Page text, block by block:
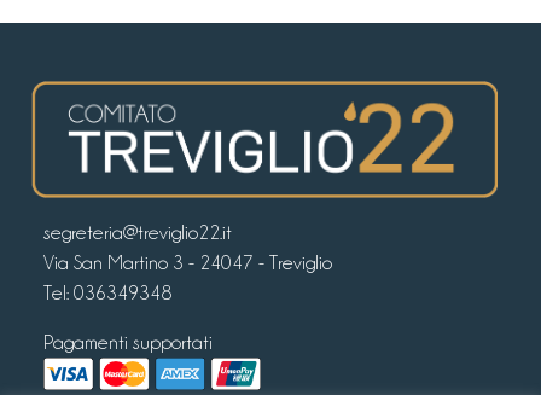
segreteria@treviglio22.it
Via San Martino 3 - 24047 - Treviglio
Tel: 036349348
Pagamenti supportati